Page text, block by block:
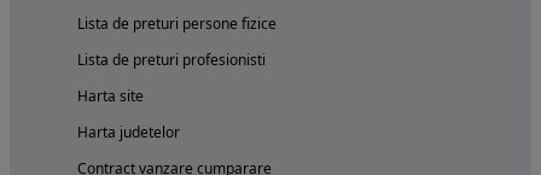
Lista de preturi persone fizice
Lista de preturi profesionisti
Harta site
Harta judetelor
Contract vanzare cumparare